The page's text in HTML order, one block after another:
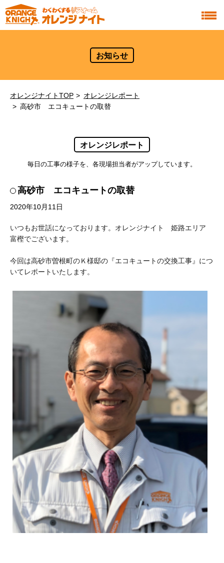
お知らせ
オレンジナイトTOP
オレンジレポート
高砂市 エコキュートの取替
オレンジレポート
毎日の工事の様子を、各現場担当者がアップしています。
高砂市 エコキュートの取替
2020年10月11日
いつもお世話になっております。オレンジナイト 姫路エリア
富樫でございます。
今回は高砂市曽根町のＫ様邸の『エコキュートの交換工事』につ
いてレポートいたします。